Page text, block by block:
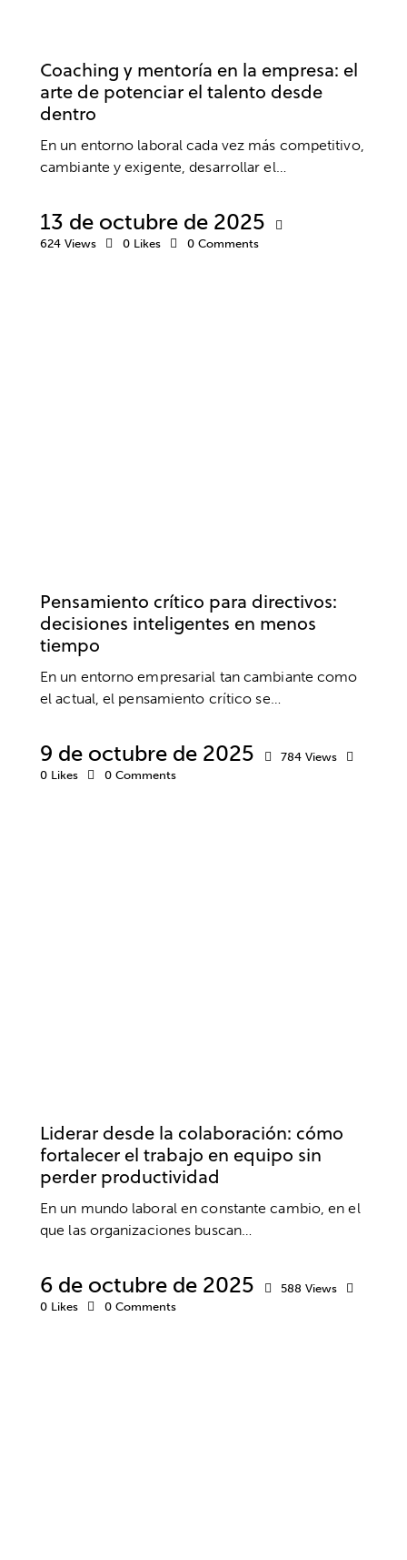
Coaching y mentoría en la empresa: el
arte de potenciar el talento desde
dentro
En un entorno laboral cada vez más competitivo,
cambiante y exigente, desarrollar el…
13 de octubre de 2025
624 Views 0 Likes 0 Comments
Pensamiento crítico para directivos:
decisiones inteligentes en menos
tiempo
En un entorno empresarial tan cambiante como
el actual, el pensamiento crítico se…
9 de octubre de 2025 784 Views
0 Likes 0 Comments
Liderar desde la colaboración: cómo
fortalecer el trabajo en equipo sin
perder productividad
En un mundo laboral en constante cambio, en el
que las organizaciones buscan…
6 de octubre de 2025 588 Views
0 Likes 0 Comments